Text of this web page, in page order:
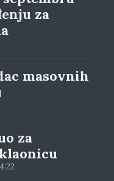
za
masovnih
za